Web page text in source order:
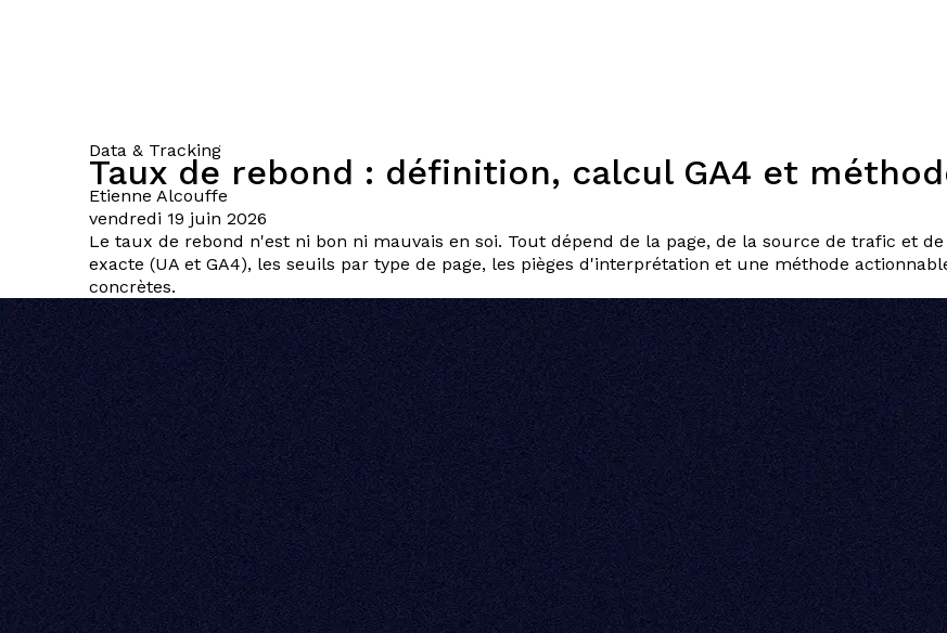
Data & Tracking
Taux de rebond : définition, calcul GA4 et
Etienne Alcouffe
vendredi 19 juin 2026
Le taux de rebond n'est ni bon ni mauvais en soi. Tout dépend de la page, de la source de trafic et
exacte (UA et GA4), les seuils par type de page, les pièges d'interprétation et une méthode
concrètes.